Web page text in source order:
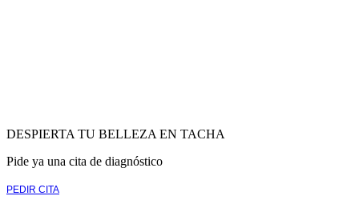
DESPIERTA TU BELLEZA EN TACHA
Pide ya una cita de diagnóstico
PEDIR CITA